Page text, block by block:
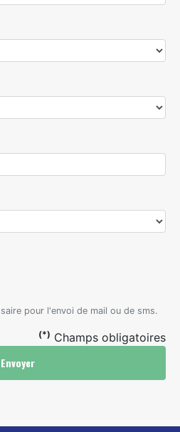
pour l'envoi de mail ou de sms.
(*) Champs obligatoires
Envoyer